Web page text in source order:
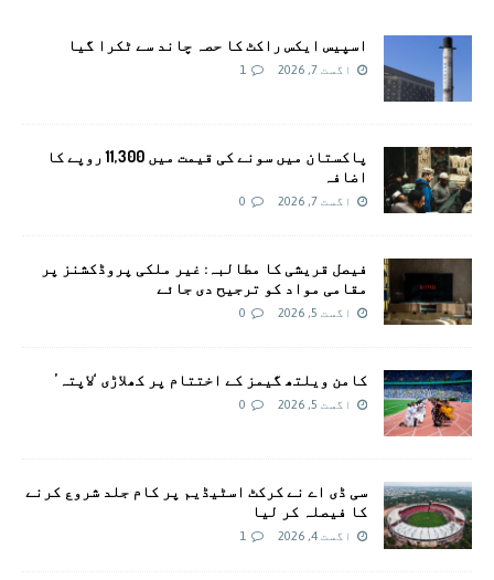
اسپیس ایکس راکٹ کا حصہ چاند سے ٹکرا گیا
اگست 7, 2026 1
پاکستان میں سونے کی قیمت میں 11,300 روپے کا
اضافہ
اگست 7, 2026 0
فیصل قریشی کا مطالبہ: غیر ملکی پروڈکشنز پر
مقامی مواد کو ترجیح دی جائے
اگست 5, 2026 0
کامن ویلتھ گیمز کے اختتام پر کھلاڑی ‘لاپتہ’
اگست 5, 2026 0
سی ڈی اے نے کرکٹ اسٹیڈیم پر کام جلد شروع کرنے
کا فیصلہ کر لیا
اگست 4, 2026 1